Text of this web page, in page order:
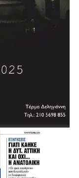
ΙΛΙΟΥ
ΙΛΙΟΥ